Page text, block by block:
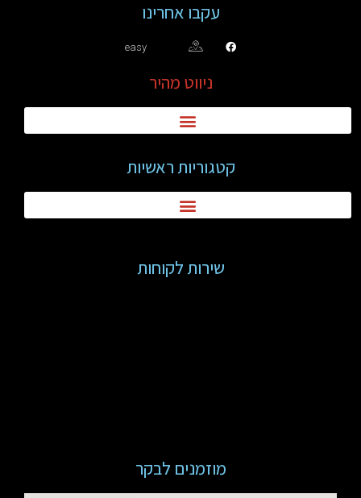
עקבו אחרינו
easy
ניווט מהיר
קטגוריות ראשיות
שירות לקוחות
מוזמנים לבקר